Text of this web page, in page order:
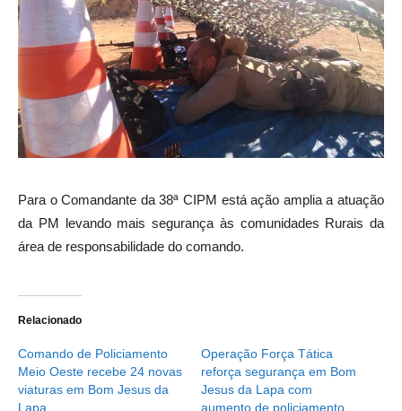
Para o Comandante da 38ª CIPM está ação amplia a atuação
da PM levando mais segurança às comunidades Rurais da
área de responsabilidade do comando.
Relacionado
Comando de Policiamento
Meio Oeste recebe 24 novas
viaturas em Bom Jesus da
Lapa
Operação Força Tática
reforça segurança em Bom
Jesus da Lapa com
aumento de policiamento